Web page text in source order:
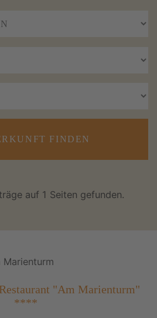
FINDEN
auf 1 Seiten gefunden.
"Am Marienturm"
****